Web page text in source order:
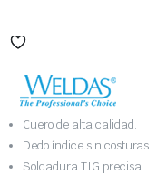
Cuero de alta calidad.
Dedo índice sin costuras.
Soldadura TIG precisa.